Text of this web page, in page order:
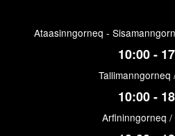
Ataasinngorneq -
10:00 -
Tallimanngorneq
10:00 -
Arfininngorneq /